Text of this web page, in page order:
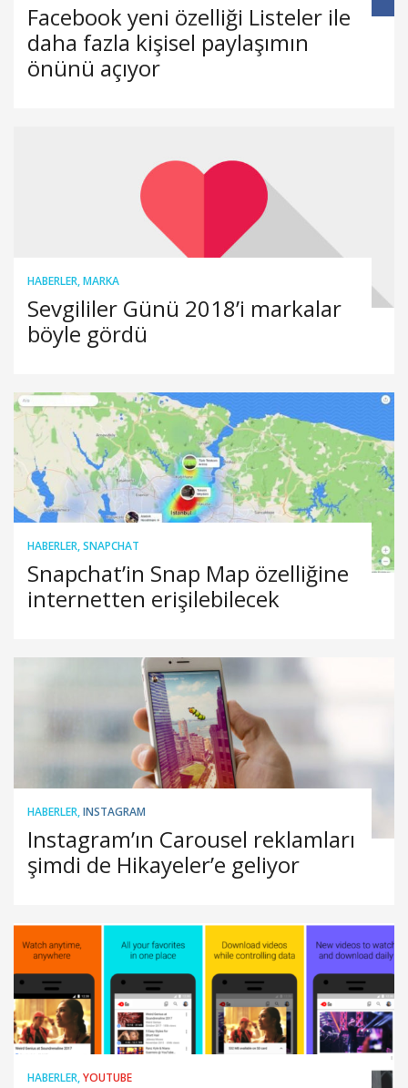
Facebook yeni özelliği Listeler ile
daha fazla kişisel paylaşımın
önünü açıyor
HABERLER,MARKA
Sevgililer Günü 2018’i markalar
böyle gördü
HABERLER,SNAPCHAT
Snapchat’in Snap Map özelliğine
internetten erişilebilecek
HABERLER,INSTAGRAM
Instagram’ın Carousel reklamları
şimdi de Hikayeler’e geliyor
HABERLER,YOUTUBE